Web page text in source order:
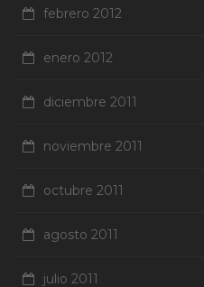
febrero 2012
enero 2012
diciembre 2011
noviembre 2011
octubre 2011
agosto 2011
julio 2011